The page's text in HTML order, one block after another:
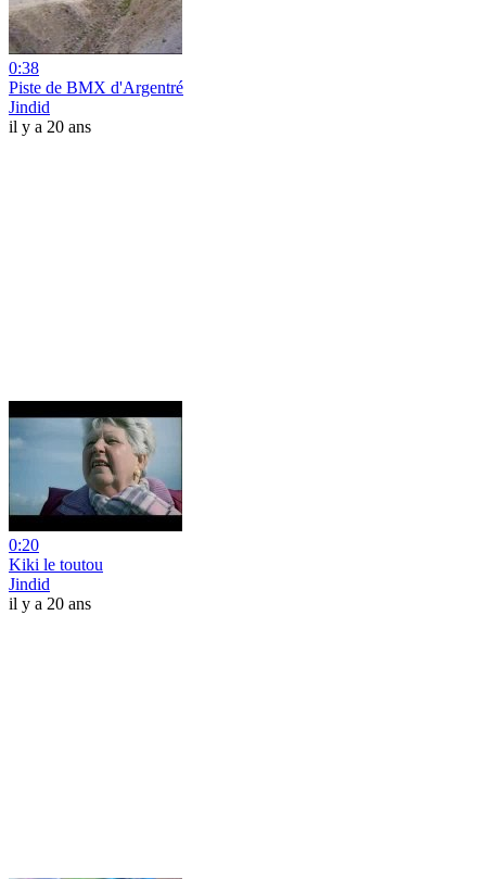
0:38
Piste de BMX d'Argentré
Jindid
il y a 20 ans
0:20
Kiki le toutou
Jindid
il y a 20 ans